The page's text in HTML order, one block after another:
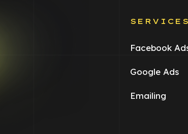
SERVICES
Facebook
Google Ads
Emailing